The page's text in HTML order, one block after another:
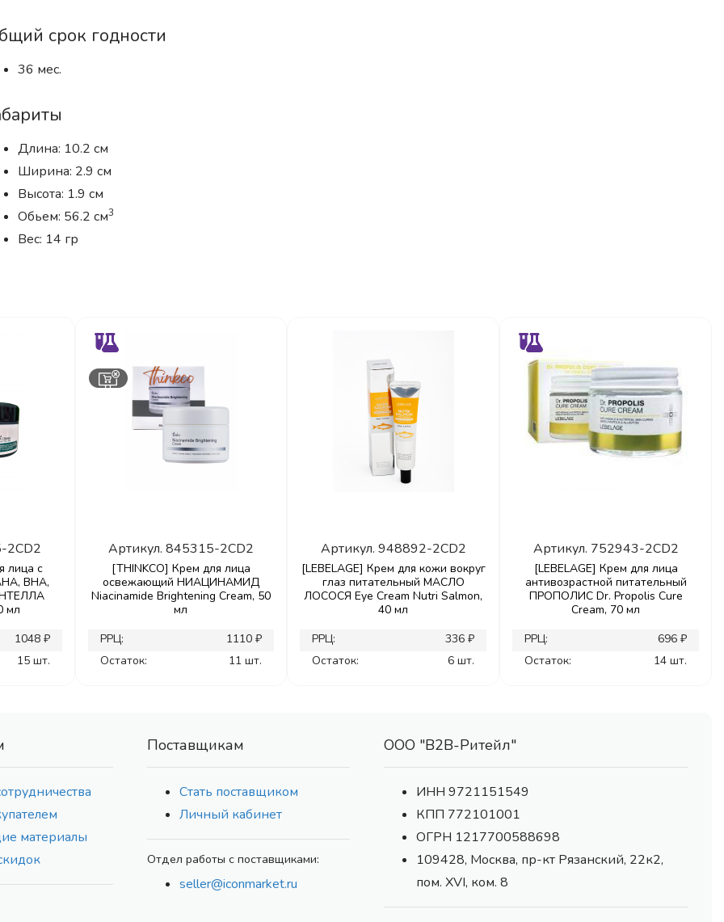
срок годности
36 мес.
Длина: 10.2 см
Ширина: 2.9 см
Высота: 1.9 см
Обьем: 56.2 см3
Вес: 14 гр
2CD2
лица с
BHA,
мл
1048 ₽
15 шт.
Артикул. 845315-2CD2
[THINKCO] Крем для лица
освежающий НИАЦИНАМИД
Niacinamide Brightening Cream, 50
мл
РРЦ:
1110 ₽
Остаток:
11 шт.
Артикул. 948892-2CD2
[LEBELAGE] Крем для кожи вокруг
глаз питательный МАСЛО
ЛОСОСЯ Eye Cream Nutri Salmon,
40 мл
РРЦ:
336 ₽
Остаток:
6 шт.
Артикул. 752943-2CD2
[LEBELAGE] Крем для лица
антивозрастной питательный
ПРОПОЛИС Dr. Propolis Cure
Cream, 70 мл
РРЦ:
696 ₽
Остаток:
14 шт.
материалы
Поставщикам
Стать поставщиком
Личный кабинет
Отдел работы с поставщиками:
seller@iconmarket.ru
ООО "В2В-Ритейл"
ИНН 9721151549
КПП 772101001
ОГРН 1217700588698
109428, Москва, пр-кт Рязанский, 22к2,
пом. XVI, ком. 8